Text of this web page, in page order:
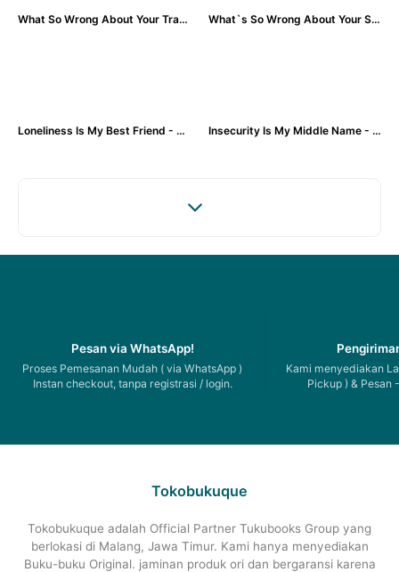
What So Wrong About Your Trauma & Expectation - Ardhi Mohamad What`s So Wrong About Your Self Healing - Ardhi Mohamad
Loneliness Is My Best Friend - Alvi Syahrin Insecurity Is My Middle Name - Alvi Syahrin
Pesan via WhatsApp!
Proses Pemesanan Mudah ( via WhatsApp )
Instan checkout, tanpa registrasi / login.
Kami menyediakan
Pickup ) & Pesan
Tokobukuque
Tokobukuque adalah Official Partner Tukubooks Group yang
berlokasi di Malang, Jawa Timur. Kami hanya menyediakan
Buku-buku Original. jaminan produk ori dan bergaransi karena